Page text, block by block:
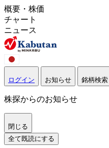
概要・株価
チャート
ニュース
ログイン お知らせ 銘柄検索
株探からのお知らせ
閉じる
全て既読にする